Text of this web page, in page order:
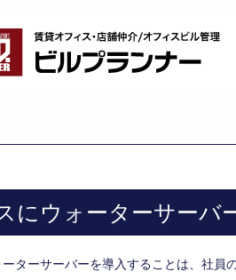
にウォーターサーバ
ターサーバーを導入することは、社